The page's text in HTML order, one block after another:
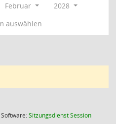
Februar
2028
auswählen
Software:SitzungsdienstSession(Wird in